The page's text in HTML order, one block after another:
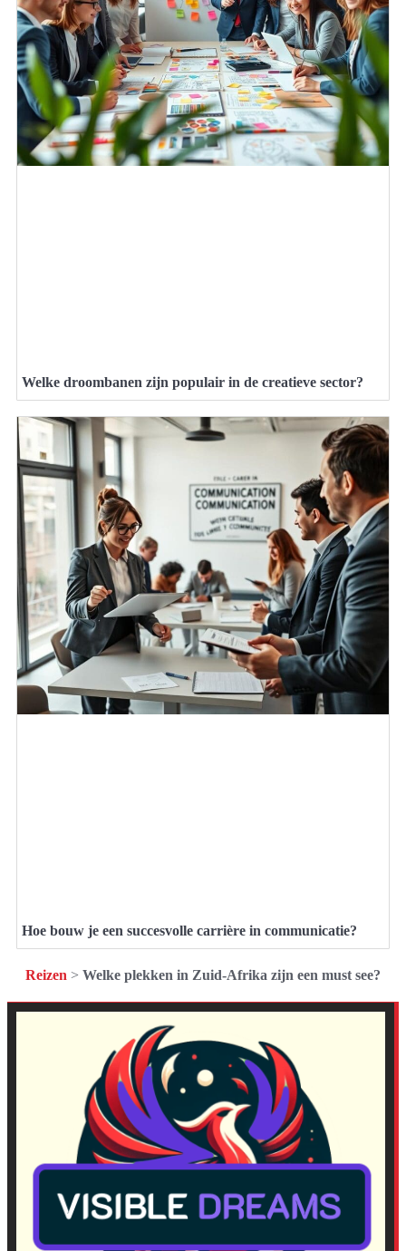
Welke droombanen zijn populair in de creatieve sector?
Hoe bouw je een succesvolle carrière in communicatie?
Reizen > Welke plekken in Zuid-Afrika zijn een must see?